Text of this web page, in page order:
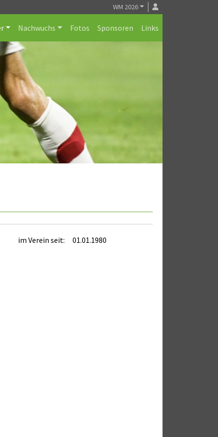
WM 2026
Nachwuchs Fotos Sponsoren Links
im Verein seit: 01.01.1980